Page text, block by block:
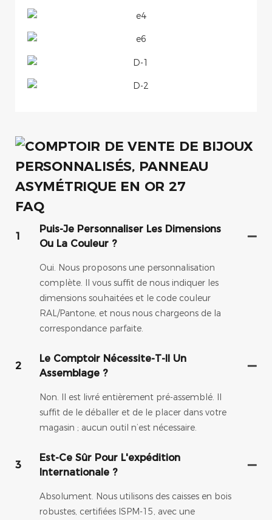
FAQ
1
Puis-Je Personnaliser Les Dimensions
Ou La Couleur ?
Oui. Nous proposons une personnalisation
complète. Il vous suffit de nous indiquer les
dimensions souhaitées et le code couleur
RAL/Pantone, et nous nous chargeons de la
correspondance parfaite.
2
Le Comptoir Nécessite-T-Il Un
Assemblage ?
Non. Il est livré entièrement pré-assemblé. Il
suffit de le déballer et de le placer dans votre
magasin ; aucun outil n’est nécessaire.
3
Est-Ce Sûr Pour L'expédition
Internationale ?
Absolument. Nous utilisons des caisses en bois
robustes, certifiées ISPM-15, avec une